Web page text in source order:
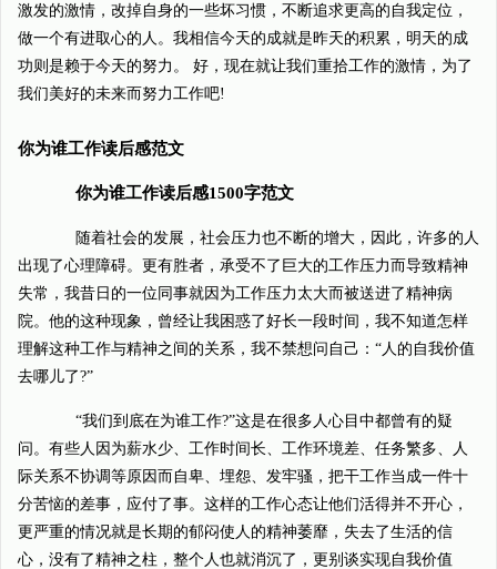
激发的激情，改掉自身的一些坏习惯，不断追求更高的自我定位，
做一个有进取心的人。我相信今天的成就是昨天的积累，明天的成
功则是赖于今天的努力。 好，现在就让我们重拾工作的激情，为了
我们美好的未来而努力工作吧!
你为谁工作读后感范文
你为谁工作读后感1500字范文
随着社会的发展，社会压力也不断的增大，因此，许多的人
出现了心理障碍。更有胜者，承受不了巨大的工作压力而导致精神
失常，我昔日的一位同事就因为工作压力太大而被送进了精神病
院。他的这种现象，曾经让我困惑了好长一段时间，我不知道怎样
理解这种工作与精神之间的关系，我不禁想问自己：“人的自我价值
去哪儿了?”
“我们到底在为谁工作?”这是在很多人心目中都曾有的疑
问。有些人因为薪水少、工作时间长、工作环境差、任务繁多、人
际关系不协调等原因而自卑、埋怨、发牢骚，把干工作当成一件十
分苦恼的差事，应付了事。这样的工作心态让他们活得并不开心，
更严重的情况就是长期的郁闷使人的精神萎靡，失去了生活的信
心，没有了精神之柱，整个人也就消沉了，更别谈实现自我价值